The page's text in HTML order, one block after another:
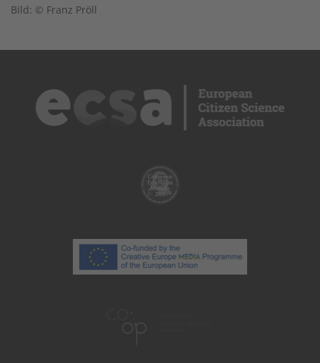
Bild: © Franz Pröll